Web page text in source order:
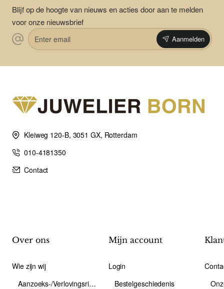
Blijf op de hoogte van nieuws en acties door aan te melden
voor onze nieuwsbrief
Enter
email
Aanmelden
Kleiweg 120-B, 3051 GX, Rotterdam
010-4181350
Contact
Over ons
Wie zijn wij
Aanzoeks-/Verlovingsring
Mijn account
Login
Bestelgeschiedenis